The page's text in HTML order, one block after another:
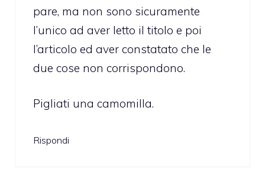
pare, ma non sono sicuramente
l’unico ad aver letto il titolo e poi
l’articolo ed aver constatato che le
due cose non corrispondono.
Pigliati una camomilla.
Rispondi